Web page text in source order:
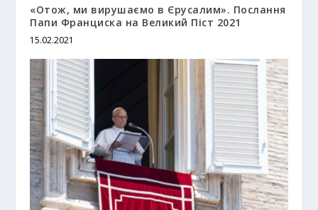
«Отож, ми вирушаємо в Єрусалим». Послання
Папи Франциска на Великий Піст 2021
15.02.2021